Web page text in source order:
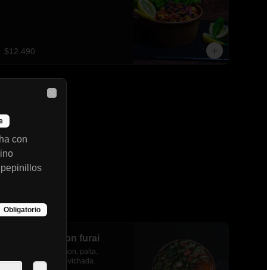
$12.490
Gohan camaron furai
camaron furai, salmon, palta,
cebollin y salsa acevichada.
con
Obligatorio